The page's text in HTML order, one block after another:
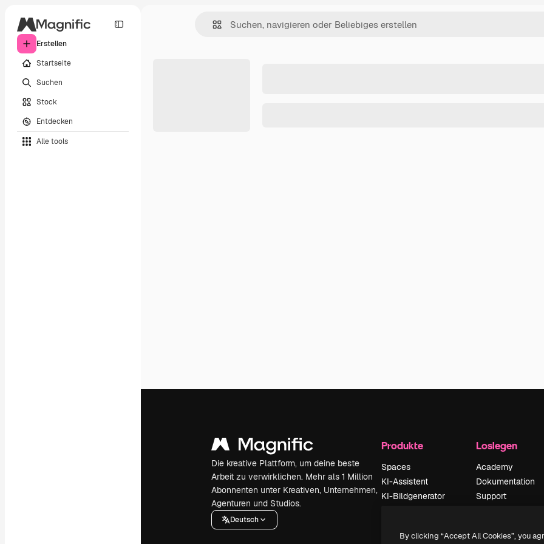
Erstellen
Startseite
Suchen
Stock
Entdecken
Alle tools
Die kreative Plattform, um deine beste
Arbeit zu verwirklichen. Mehr als 1 Million
Abonnenten unter Kreativen, Unternehmen,
Agenturen und Studios.
Deutsch
Produkte
Spaces
KI-Assistent
KI-Bildgenerator
Stimmengenerator
Loslegen
Academy
Dokumentation
Support
Originale Neu
By clicking “Accept All Cookies”, you